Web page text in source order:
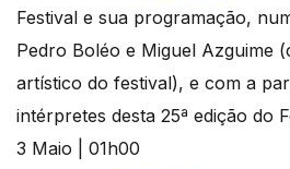
Festival e sua programação,
Pedro Boléo e Miguel Azguime
artístico do festival), e com a
intérpretes desta 25ª edição do
3 Maio | 01h00